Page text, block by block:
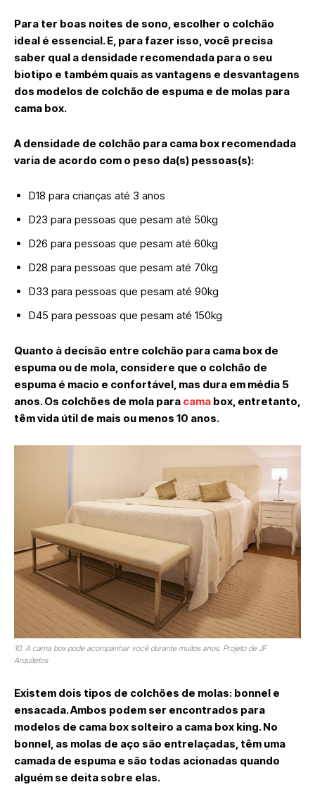
Para ter boas noites de sono, escolher o colchão
ideal é essencial. E, para fazer isso, você precisa
saber qual a densidade recomendada para o seu
biotipo e também quais as vantagens e desvantagens
dos modelos de colchão de espuma e de molas para
cama box.
A densidade de colchão para cama box recomendada
varia de acordo com o peso da(s) pessoas(s):
D18 para crianças até 3 anos
D23 para pessoas que pesam até 50kg
D26 para pessoas que pesam até 60kg
D28 para pessoas que pesam até 70kg
D33 para pessoas que pesam até 90kg
D45 para pessoas que pesam até 150kg
Quanto à decisão entre colchão para cama box de
espuma ou de mola, considere que o colchão de
espuma é macio e confortável, mas dura em média 5
anos. Os colchões de mola para cama box, entretanto,
têm vida útil de mais ou menos 10 anos.
10. A cama box pode acompanhar você durante muitos anos. Projeto de JF
Arquitetos
Existem dois tipos de colchões de molas: bonnel e
ensacada. Ambos podem ser encontrados para
modelos de cama box solteiro a cama box king. No
bonnel, as molas de aço são entrelaçadas, têm uma
camada de espuma e são todas acionadas quando
alguém se deita sobre elas.